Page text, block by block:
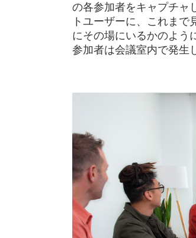
の各参加者をキャプチャ
トユーザーに、これま
にその場にいるかのよう
参加者は会議室内で発生